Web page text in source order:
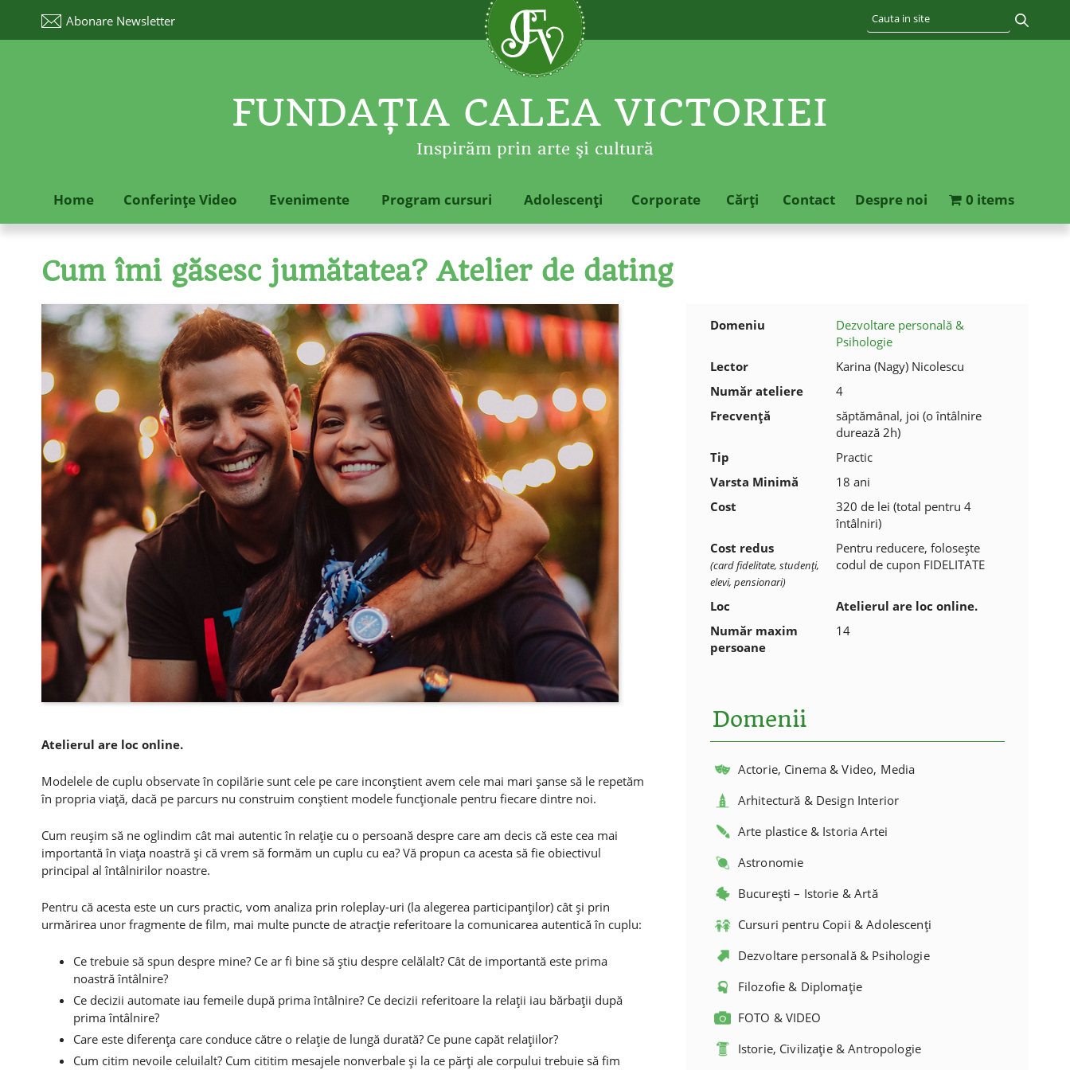
Abonare Newsletter
FUNDAŢIA CALEA VICTORIEI
Inspirăm prin arte şi cultură
Home Conferinţe Video Evenimente Program cursuri Adolescenţi Corporate Cărţi Contact Despre noi 0 items
Cum îmi găsesc jumătatea? Atelier de dating
Atelierul are loc online.
Modelele de cuplu observate în copilărie sunt cele pe care inconştient avem cele mai mari şanse să le repetăm
în propria viaţă, dacă pe parcurs nu construim conştient modele funcţionale pentru fiecare dintre noi.
Cum reuşim să ne oglindim cât mai autentic în relaţie cu o persoană despre care am decis că este cea mai
importantă în viaţa noastră şi că vrem să formăm un cuplu cu ea? Vă propun ca acesta să fie obiectivul
principal al întâlnirilor noastre.
Pentru că acesta este un curs practic, vom analiza prin roleplay-uri (la alegerea participanţilor) cât şi prin
urmărirea unor fragmente de film, mai multe puncte de atracţie referitoare la comunicarea autentică în cuplu:
Ce trebuie să spun despre mine? Ce ar fi bine să ştiu despre celălalt? Cât de importantă este prima
noastră întâlnire?
Ce decizii automate iau femeile după prima întâlnire? Ce decizii referitoare la relaţii iau bărbaţii după
prima întâlnire?
Care este diferenţa care conduce către o relaţie de lungă durată? Ce pune capăt relaţiilor?
Cum citim nevoile celuilalt? Cum cititim mesajele nonverbale şi la ce părţi ale corpului trebuie să fim
Domeniu
Dezvoltare personală &
Psihologie
Lector
Karina (Nagy) Nicolescu
Număr ateliere
4
Frecvenţă
săptămânal, joi (o întâlnire
durează 2h)
Tip
Practic
Varsta Minimă
18 ani
Cost
320 de lei (total pentru 4
întâlniri)
Cost redus
(card fidelitate, studenţi,
elevi, pensionari)
Pentru reducere, folosește
codul de cupon FIDELITATE
Loc
Atelierul are loc online.
Număr maxim
persoane
14
Domenii
Actorie, Cinema & Video, Media
Arhitectură & Design Interior
Arte plastice & Istoria Artei
Astronomie
București – Istorie & Artă
Cursuri pentru Copii & Adolescenți
Dezvoltare personală & Psihologie
Filozofie & Diplomație
FOTO & VIDEO
Istorie, Civilizație & Antropologie